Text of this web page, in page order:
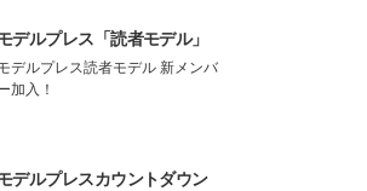
デルプレス「読者モデル」
デルプレス読者モデル 新メンバ
加入！
デルプレスカウントダウン